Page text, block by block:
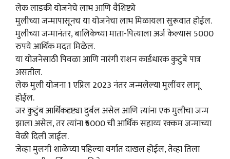
लेक लाडकी योजनेचे लाभ आणि वैशिष्ट्ये
मुलीच्या जन्मापासूनच या योजनेचा लाभ मिळायला सुरूवात होईल.
मुलीच्या जन्मानंतर, बालिकेच्या माता-पित्याला अर्ज केल्यास 5000
रुपये आर्थिक मदत मिळेल.
या योजनेसाठी पिवळा आणि नारंगी राशन कार्डधारक कुटुंबे पात्र
असतील.
लेक मुली योजना 1 एप्रिल 2023 नंतर जन्मलेल्या मुलींवर लागू
होईल.
जर कुटुंब आर्थिकदृष्ट्या दुर्बल असेल आणि त्यांना एक मुलीचा जन्म
झाला असेल, तर त्यांना ₹5000 ची आर्थिक सहाय्य रक्कम जन्माच्या
वेळी दिली जाईल.
जेव्हा मुलगी शाळेच्या पहिल्या वर्गात दाखल होईल, तेव्हा तिला